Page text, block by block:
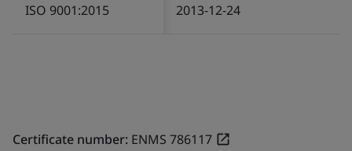
ISO 9001:2015 2013-12-24
Certificate number: ENMS 786117